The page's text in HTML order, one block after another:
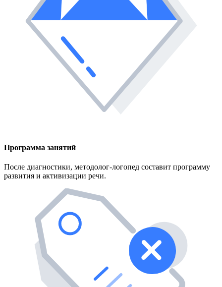
Программа занятий
После диагностики, методолог-логопед составит программу
развития и активизации речи.